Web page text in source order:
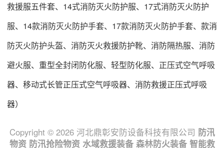
救援服五件套、14式消防灭火防护服、17式消防灭火防护
服、14款消防灭火防护手套、17款消防灭火防护手套、款消
防灭火防护头盔、消防灭火救援防护靴、消防隔热服、消防
避火服、重型全封闭防化服、轻型防化服、正压式空气呼吸
器、移动式长管正压式空气呼吸器、消防救援正压式呼吸
器）
Copyright © 2026 河北鼎彰安防设备科技有限公司 防汛
物资 防汛抢险物资 水域救援装备 森林防火装备 智能救